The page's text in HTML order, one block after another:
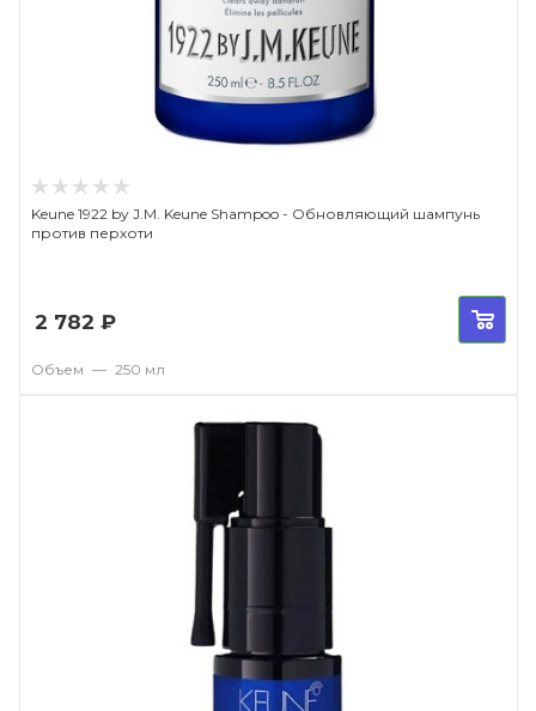
Keune 1922 by J.M. Keune Shampoo - Обновляющий шампунь
против перхоти
2 782 ₽
Объем — 250 мл